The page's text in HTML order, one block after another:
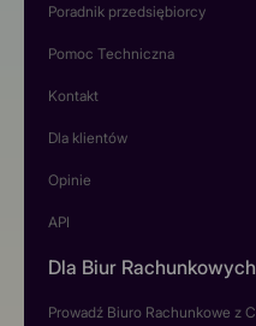
Poradnik przedsiębiorcy
Pomoc Techniczna
Kontakt
Dla klientów
Opinie
API
Dla Biur Rachunkowych
Prowadź Biuro Rachunkowe z